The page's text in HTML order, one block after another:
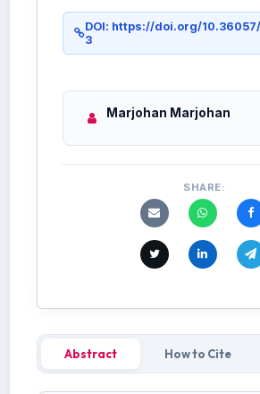
DOI: https://doi.org/
3
Marjohan Marjohan
SHARE:
Abstract How to Cite